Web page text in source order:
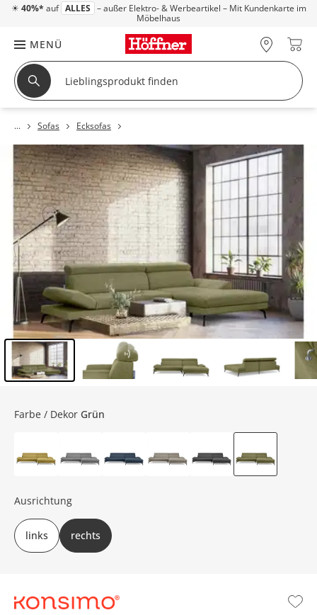
☀ 40%* auf ALLES – außer Elektro- & Werbeartikel – Mit Kundenkarte im
Möbelhaus
MENÜ
Sofas Ecksofas
Farbe / Dekor Grün
Ausrichtung
links rechts